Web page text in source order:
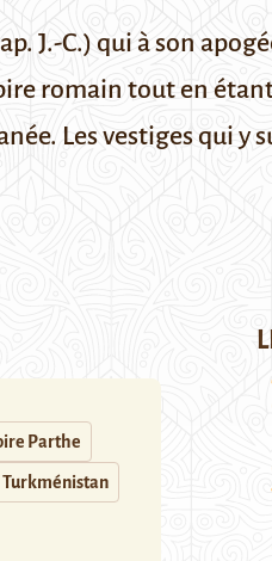
J.-C.) qui à son
romain tout en
Les vestiges qui y
Parthe
Turkménistan